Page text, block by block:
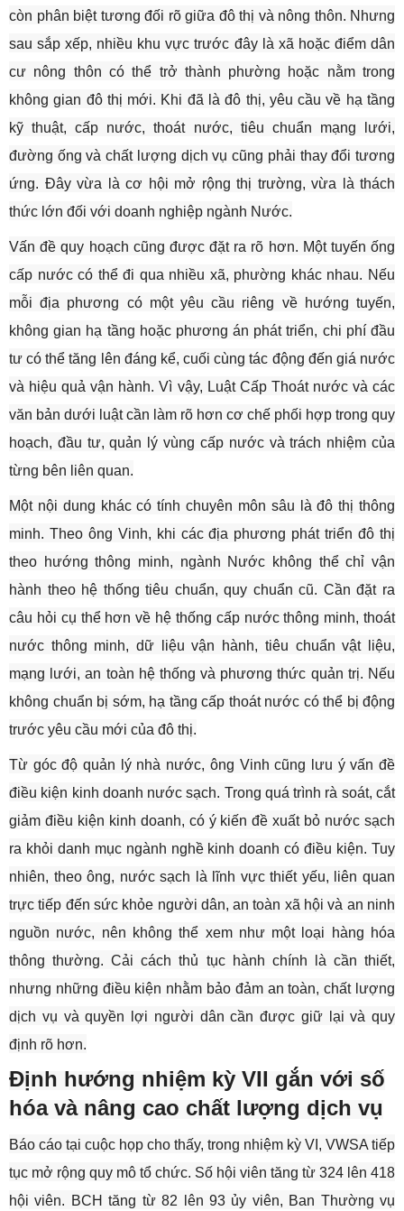
còn phân biệt tương đối rõ giữa đô thị và nông thôn. Nhưng
sau sắp xếp, nhiều khu vực trước đây là xã hoặc điểm dân
cư nông thôn có thể trở thành phường hoặc nằm trong
không gian đô thị mới. Khi đã là đô thị, yêu cầu về hạ tầng
kỹ thuật, cấp nước, thoát nước, tiêu chuẩn mạng lưới,
đường ống và chất lượng dịch vụ cũng phải thay đổi tương
ứng. Đây vừa là cơ hội mở rộng thị trường, vừa là thách
thức lớn đối với doanh nghiệp ngành Nước.
Vấn đề quy hoạch cũng được đặt ra rõ hơn. Một tuyến ống
cấp nước có thể đi qua nhiều xã, phường khác nhau. Nếu
mỗi địa phương có một yêu cầu riêng về hướng tuyến,
không gian hạ tầng hoặc phương án phát triển, chi phí đầu
tư có thể tăng lên đáng kể, cuối cùng tác động đến giá nước
và hiệu quả vận hành. Vì vậy, Luật Cấp Thoát nước và các
văn bản dưới luật cần làm rõ hơn cơ chế phối hợp trong quy
hoạch, đầu tư, quản lý vùng cấp nước và trách nhiệm của
từng bên liên quan.
Một nội dung khác có tính chuyên môn sâu là đô thị thông
minh. Theo ông Vinh, khi các địa phương phát triển đô thị
theo hướng thông minh, ngành Nước không thể chỉ vận
hành theo hệ thống tiêu chuẩn, quy chuẩn cũ. Cần đặt ra
câu hỏi cụ thể hơn về hệ thống cấp nước thông minh, thoát
nước thông minh, dữ liệu vận hành, tiêu chuẩn vật liệu,
mạng lưới, an toàn hệ thống và phương thức quản trị. Nếu
không chuẩn bị sớm, hạ tầng cấp thoát nước có thể bị động
trước yêu cầu mới của đô thị.
Từ góc độ quản lý nhà nước, ông Vinh cũng lưu ý vấn đề
điều kiện kinh doanh nước sạch. Trong quá trình rà soát, cắt
giảm điều kiện kinh doanh, có ý kiến đề xuất bỏ nước sạch
ra khỏi danh mục ngành nghề kinh doanh có điều kiện. Tuy
nhiên, theo ông, nước sạch là lĩnh vực thiết yếu, liên quan
trực tiếp đến sức khỏe người dân, an toàn xã hội và an ninh
nguồn nước, nên không thể xem như một loại hàng hóa
thông thường. Cải cách thủ tục hành chính là cần thiết,
nhưng những điều kiện nhằm bảo đảm an toàn, chất lượng
dịch vụ và quyền lợi người dân cần được giữ lại và quy
định rõ hơn.
Định hướng nhiệm kỳ VII gắn với số
hóa và nâng cao chất lượng dịch vụ
Báo cáo tại cuộc họp cho thấy, trong nhiệm kỳ VI, VWSA tiếp
tục mở rộng quy mô tổ chức. Số hội viên tăng từ 324 lên 418
hội viên. BCH tăng từ 82 lên 93 ủy viên, Ban Thường vụ